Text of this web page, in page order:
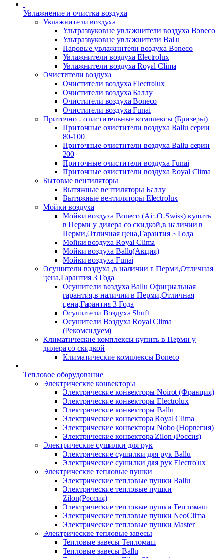
Увлажнение и очистка воздуха
Увлажнители воздуха
Ультразвуковые увлажнители воздуха Boneco
Ультразвуковые увлажнители Ballu
Паровые увлажнители воздуха Boneco
Увлажнители воздуха Electrolux
Увлажнители воздуха Royal Clima
Очистители воздуха
Очистители воздуха Electrolux
Очистители воздуха Баллу
Очистители воздуха Boneco
Очистители воздуха Funai
Приточно - очистительные комплексы (Бризеры)
Приточные очистители воздуха Ballu серии
80-100
Приточные очистители воздуха Ballu серии
200
Приточные очистители воздуха Funai
Приточные очистители воздуха Royal Clima
Бытовые вентиляторы
Вытяжные вентиляторы Баллу
Вытяжные вентиляторы Electrolux
Мойки воздуха
Мойки воздуха Boneco (Air-O-Swiss) купить
в Перми у дилера со скидкой,в наличии в
Перми,Отличная цена,Гарантия 3 Года
Мойки воздуха Royal Clima
Мойки воздуха Ballu(Акция)
Мойки воздуха Funai
Осушители воздуха ,в наличии в Перми,Отличная
цена,Гарантия 3 Года
Осушители воздуха Ballu Официальная
гарантия,в наличии в Перми,Отличная
цена,Гарантия 3 Года
Осушители Воздуха Shuft
Осушители Воздуха Royal Clima
(Рекомендуем)
Климатические комплексы купить в Перми у
дилера со скидкой
Климатические комплексы Boneсo
Тепловое оборудование
Электрические конвекторы
Электрические конвекторы Noirot (Франция)
Электрические конвекторы Electrolux
Электрические конвекторы Ballu
Электрические конвектора Royal Clima
Электрические конвекторы Nobo (Норвегия)
Электрические конвектора Zilon (Россия)
Электрические сушилки для рук
Электрические сушилки для рук Ballu
Электрические сушилки для рук Electrolux
Электрические тепловые пушки
Электрические тепловые пушки Ballu
Электрические тепловые пушки
Zilon(Россия)
Электрические тепловые пушки Тепломаш
Электрические тепловые пушки NeoClima
Электрические тепловые пушки Master
Электрические тепловые завесы
Тепловые завесы Тепломаш
Тепловые завесы Ballu